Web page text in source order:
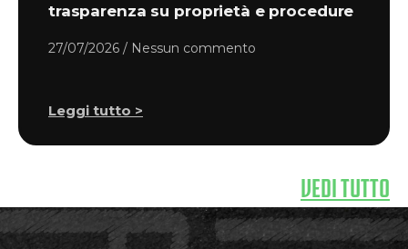
trasparenza su proprietà e procedure
27/07/2026 Nessun commento
Leggi tutto >
VEDI TUTTO